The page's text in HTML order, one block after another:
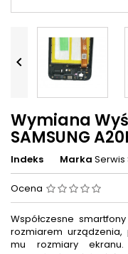

Wymiana
SAMSUNG
Indeks Marka Serwis
Ocena
Współczesne
rozmiarem
mu rozmiary